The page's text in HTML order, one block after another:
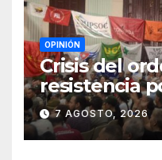
OPINIÓN
Crisis del
resistencia
el inicio de
Continental
7 AGOSTO, 2026